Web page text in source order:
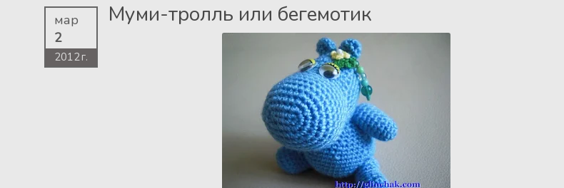
Муми-тролль или бегемотик
мар
2
2012 г.